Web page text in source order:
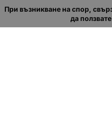
При възникване на спор,
да